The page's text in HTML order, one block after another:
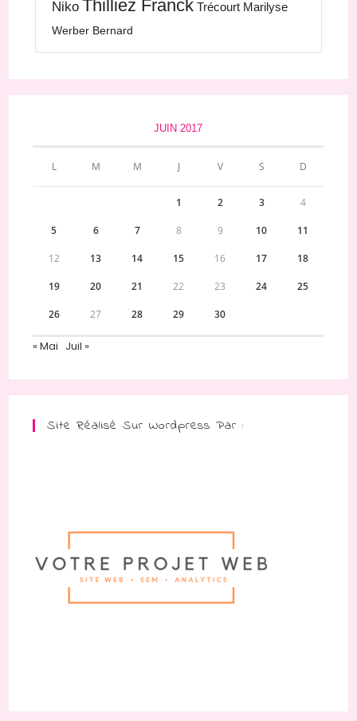
Niko Thilliez Franck Trécourt Marilyse
Werber Bernard
JUIN 2017
L M M J V S D
1 2 3 4
5 6 7 8 9 10 11
12 13 14 15 16 17 18
19 20 21 22 23 24 25
26 27 28 29 30
« Mai Juil »
Site Réalisé Sur Wordpress Par :